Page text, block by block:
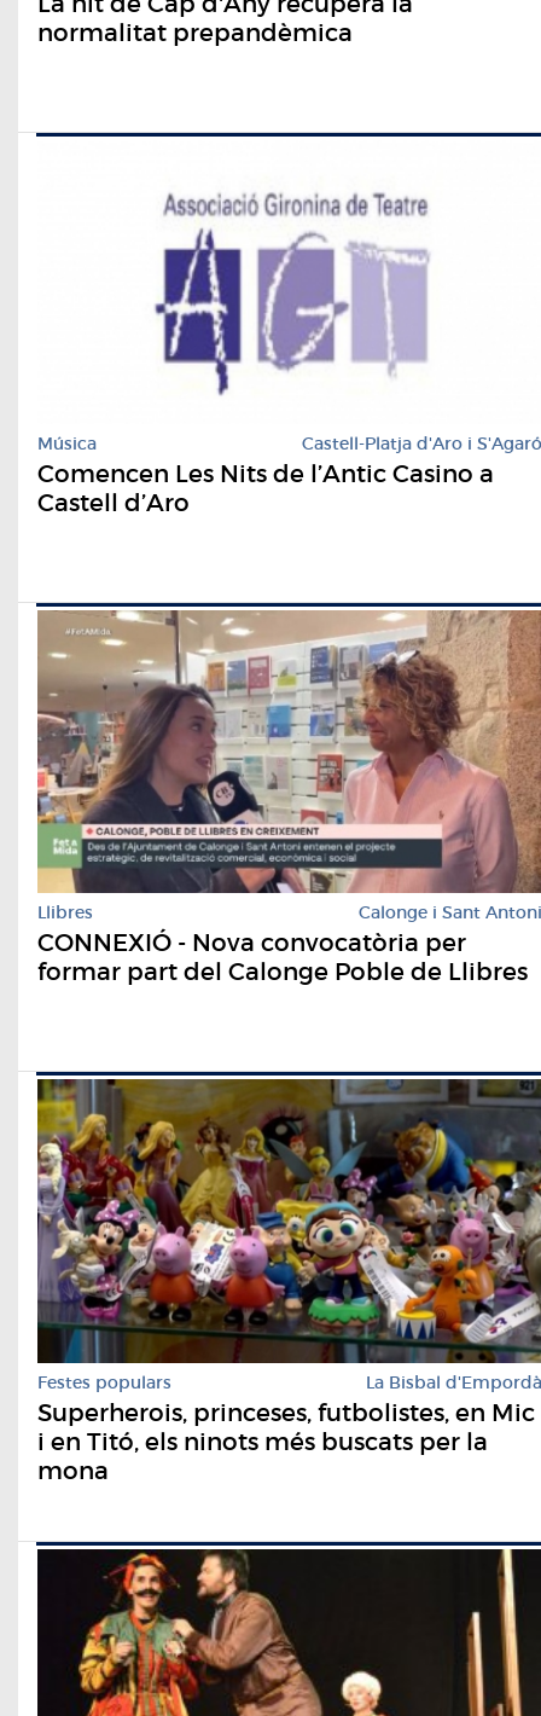
normalitat prepandèmica
Música Castell-Platja d'Aro i S'Agaró
Comencen Les Nits de l’Antic Casino a
Castell d’Aro
Llibres Calonge i Sant Antoni
CONNEXIÓ - Nova convocatòria per
formar part del Calonge Poble de Llibres
Festes populars La Bisbal d'Empordà
Superherois, princeses, futbolistes, en Mic
i en Titó, els ninots més buscats per la
mona